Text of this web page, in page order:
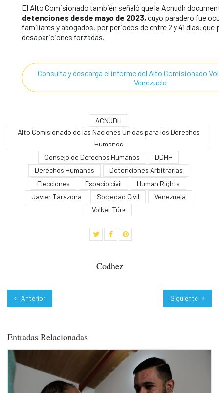
El Alto Comisionado también señaló que la Acnudh
detenciones desde mayo de 2023, cuyo paradero fue
familiares y abogados, por periodos de entre 2 y 41 días,
desapariciones forzadas.
Consulta y descarga el informe del Alto Comisionado
Venezuela
ACNUDH
Alto Comisionado de las Naciones Unidas para los Derechos
Humanos
Consejo de Derechos Humanos
DDHH
Derechos Humanos
Detenciones Arbitrarias
Elecciones
Espacio civil
Human Rights
Javier Tarazona
Sociedad Civil
Venezuela
Volker Türk
Codhez
Anterior Siguiente
Entradas Relacionadas